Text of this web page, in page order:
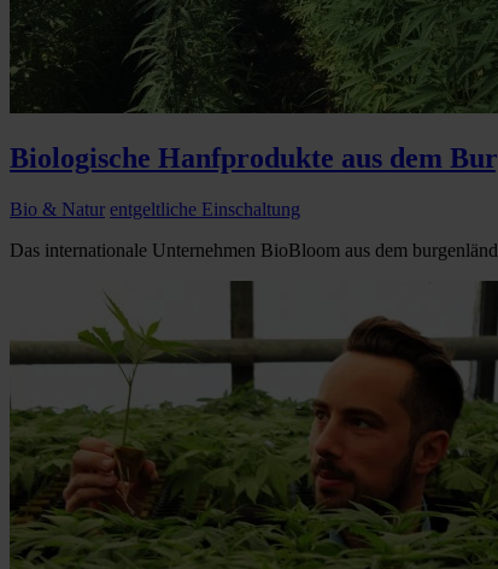
Biologische Hanfprodukte aus dem
Bio & Natur entgeltliche Einschaltung
Das internationale Unternehmen BioBloom aus dem